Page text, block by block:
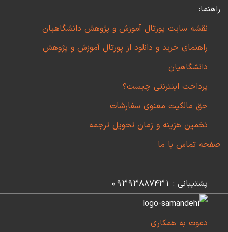
راهنما:
نقشه سایت پورتال آموزش و پژوهش دانشگاهیان
راهنمای خرید و دانلود از پورتال آموزش و پژوهش
دانشگاهیان
پرداخت اینترنتی چیست؟
حق مالکیت معنوی سفارشات
تخمین هزینه و زمان تحویل ترجمه
صفحه تماس با ما
پشتیبانی : 09393887431
دعوت به همکاری